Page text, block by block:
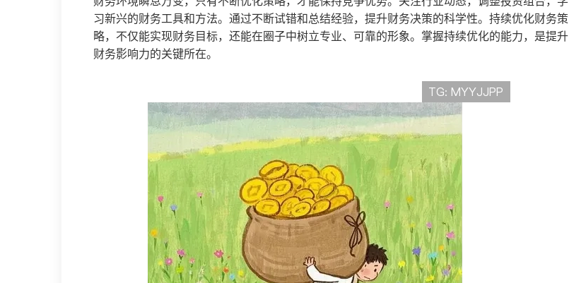
习新兴的财务工具和方法。通过不断试错和总结经验，提升财务决策的科学性。持续优化财务策
略，不仅能实现财务目标，还能在圈子中树立专业、可靠的形象。掌握持续优化的能力，是提升
财务影响力的关键所在。